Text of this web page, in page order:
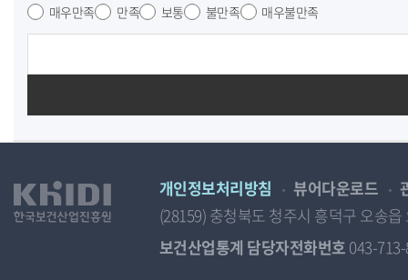
매우만족 만족 보통 불만족 매우불만족
개인정보처리방침 뷰어다운로드
(28159) 충청북도 청주시 흥덕구 오송
보건산업통계 담당자전화번호 043-